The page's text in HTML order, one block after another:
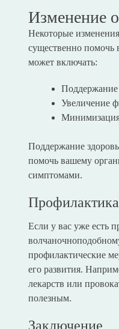
Изменение
Некоторые
существенно помочь
может включать:
Поддержание
Увеличение
Минимизация
Поддержание
помочь вашему
симптомами.
Профилактика
Если у вас уже есть
профилактические
его развития.
лекарств или
полезным.
Заключение